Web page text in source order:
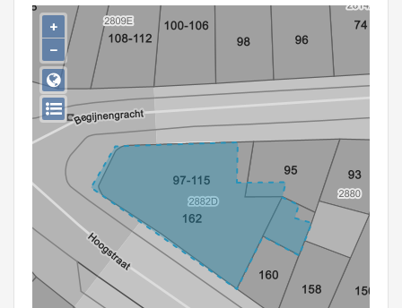
Persoon of collectief
Downloads
Hergebruik
Aanmelden
+
−